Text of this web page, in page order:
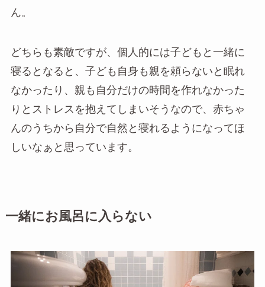
ん。
どちらも素敵ですが、個人的には子どもと一緒に
寝るとなると、子ども自身も親を頼らないと眠れ
なかったり、親も自分だけの時間を作れなかった
りとストレスを抱えてしまいそうなので、赤ちゃ
んのうちから自分で自然と寝れるようになってほ
しいなぁと思っています。
一緒にお風呂に入らない